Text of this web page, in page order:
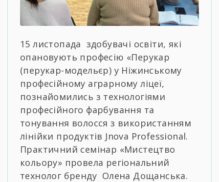
15 листопада здобувачі освіти, які
опановують професію «Перукар
(перукар-модельєр) у Ніжинському
професійному аграрному ліцеї,
познайомились з технологіями
професійного фарбування та
тонування волосся з використанням
лінійки продуктів Jnova Professional.
Практичний семінар «Мистецтво
кольору» провела регіональний
технолог бренду Олена Дощанська.